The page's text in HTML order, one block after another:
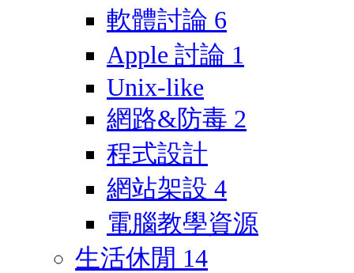
軟體討論 6
Apple 討論 1
Unix-like
網路&防毒 2
程式設計
網站架設 4
電腦教學資源
生活休閒 14